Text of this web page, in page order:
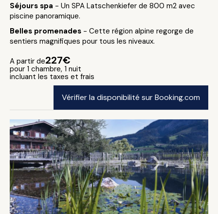
Séjours spa - Un SPA Latschenkiefer de 800 m2 avec
piscine panoramique.
Belles promenades - Cette région alpine regorge de
sentiers magnifiques pour tous les niveaux.
A partir de227€
pour 1 chambre, 1 nuit
incluant les taxes et frais
Vérifier la disponibilité sur Booking.com